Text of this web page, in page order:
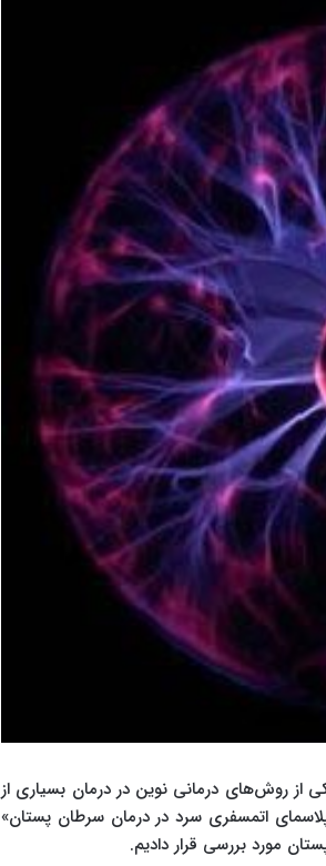
از روش‌های درمانی نوین در درمان بسیاری از
اتمسفری سرد در درمان سرطان پستان»
مورد بررسی قرار دادیم.